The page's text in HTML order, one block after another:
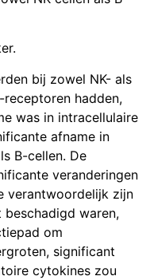
bij zowel NK- als
receptoren hadden,
was in intracellulaire
afname in
B-cellen. De
veranderingen
verantwoordelijk zijn
waren,
om
significant
cytokines zou